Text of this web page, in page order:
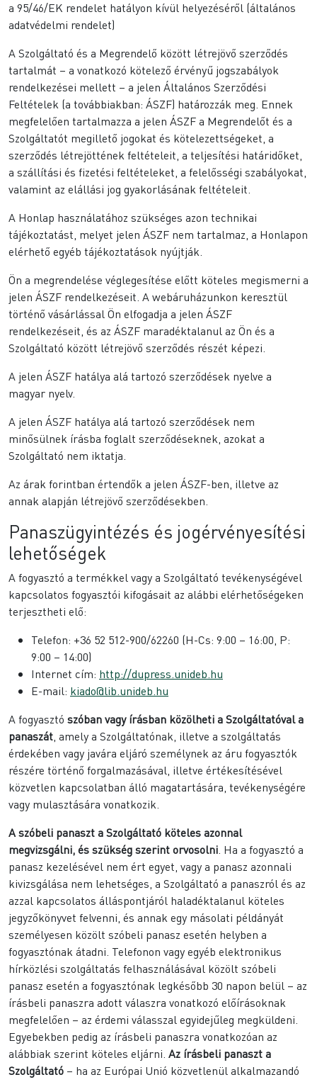
a 95/46/EK rendelet hatályon kívül helyezéséről (általános
adatvédelmi rendelet)
A Szolgáltató és a Megrendelő között létrejövő szerződés
tartalmát – a vonatkozó kötelező érvényű jogszabályok
rendelkezései mellett – a jelen Általános Szerződési
Feltételek (a továbbiakban: ÁSZF) határozzák meg. Ennek
megfelelően tartalmazza a jelen ÁSZF a Megrendelőt és a
Szolgáltatót megillető jogokat és kötelezettségeket, a
szerződés létrejöttének feltételeit, a teljesítési határidőket,
a szállítási és fizetési feltételeket, a felelősségi szabályokat,
valamint az elállási jog gyakorlásának feltételeit.
A Honlap használatához szükséges azon technikai
tájékoztatást, melyet jelen ÁSZF nem tartalmaz, a Honlapon
elérhető egyéb tájékoztatások nyújtják.
Ön a megrendelése véglegesítése előtt köteles megismerni a
jelen ÁSZF rendelkezéseit. A webáruházunkon keresztül
történő vásárlással Ön elfogadja a jelen ÁSZF
rendelkezéseit, és az ÁSZF maradéktalanul az Ön és a
Szolgáltató között létrejövő szerződés részét képezi.
A jelen ÁSZF hatálya alá tartozó szerződések nyelve a
magyar nyelv.
A jelen ÁSZF hatálya alá tartozó szerződések nem
minősülnek írásba foglalt szerződéseknek, azokat a
Szolgáltató nem iktatja.
Az árak forintban értendők a jelen ÁSZF-ben, illetve az
annak alapján létrejövő szerződésekben.
Panaszügyintézés és jogérvényesítési
lehetőségek
A fogyasztó a termékkel vagy a Szolgáltató tevékenységével
kapcsolatos fogyasztói kifogásait az alábbi elérhetőségeken
terjesztheti elő:
Telefon: +36 52 512-900/62260 (H-Cs: 9:00 – 16:00, P:
9:00 – 14:00)
Internet cím: http://dupress.unideb.hu
E-mail: kiado@lib.unideb.hu
A fogyasztó szóban vagy írásban közölheti a Szolgáltatóval a
panaszát , amely a Szolgáltatónak, illetve a szolgáltatás
érdekében vagy javára eljáró személynek az áru fogyasztók
részére történő forgalmazásával, illetve értékesítésével
közvetlen kapcsolatban álló magatartására, tevékenységére
vagy mulasztására vonatkozik.
A szóbeli panaszt a Szolgáltató köteles azonnal
megvizsgálni, és szükség szerint orvosolni . Ha a fogyasztó a
panasz kezelésével nem ért egyet, vagy a panasz azonnali
kivizsgálása nem lehetséges, a Szolgáltató a panaszról és az
azzal kapcsolatos álláspontjáról haladéktalanul köteles
jegyzőkönyvet felvenni, és annak egy másolati példányát
személyesen közölt szóbeli panasz esetén helyben a
fogyasztónak átadni. Telefonon vagy egyéb elektronikus
hírközlési szolgáltatás felhasználásával közölt szóbeli
panasz esetén a fogyasztónak legkésőbb 30 napon belül – az
írásbeli panaszra adott válaszra vonatkozó előírásoknak
megfelelően – az érdemi válasszal egyidejűleg megküldeni.
Egyebekben pedig az írásbeli panaszra vonatkozóan az
alábbiak szerint köteles eljárni. Az írásbeli panaszt a
Szolgáltató – ha az Európai Unió közvetlenül alkalmazandó